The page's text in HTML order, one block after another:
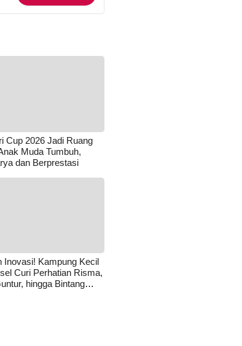
Cup 2026 Jadi Ruang
Muda Tumbuh,
dan Berprestasi
Inovasi! Kampung Kecil
Curi Perhatian Risma,
hingga Bintang